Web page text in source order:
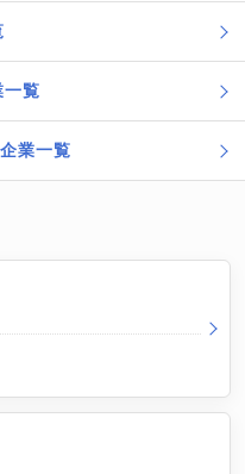
一覧
業一覧